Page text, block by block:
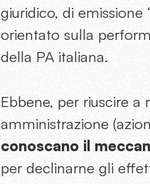
giuridico, di emissione
orientato sulla
della PA italiana.
Ebbene, per riuscire
amministrazione
conoscano il
per declinarne gli